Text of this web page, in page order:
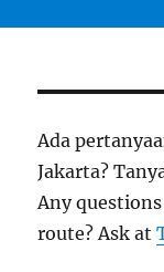
Ada
Jakarta?
Any
route? Ask at